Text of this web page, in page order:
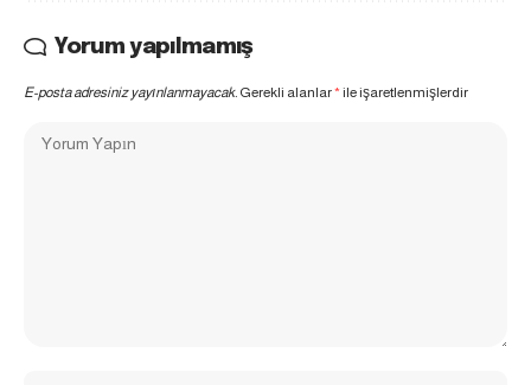
Yorum yapılmamış
E-posta adresiniz yayınlanmayacak. Gerekli alanlar*ile işaretlenmişlerdir